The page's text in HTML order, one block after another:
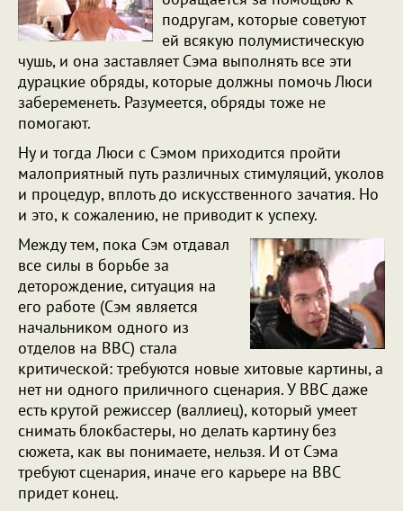
подругам, которые советуют
ей всякую полумистическую
чушь, и она заставляет Сэма выполнять все эти
дурацкие обряды, которые должны помочь Люси
забеременеть. Разумеется, обряды тоже не
помогают.
Ну и тогда Люси с Сэмом приходится пройти
малоприятный путь различных стимуляций, уколов
и процедур, вплоть до искусственного зачатия. Но
и это, к сожалению, не приводит к успеху.
Между тем, пока Сэм отдавал
все силы в борьбе за
деторождение, ситуация на
его работе (Сэм является
начальником одного из
отделов на BBC) стала
критической: требуются новые хитовые картины, а
нет ни одного приличного сценария. У BBC даже
есть крутой режиссер (валлиец), который умеет
снимать блокбастеры, но делать картину без
сюжета, как вы понимаете, нельзя. И от Сэма
требуют сценария, иначе его карьере на BBC
придет конец.